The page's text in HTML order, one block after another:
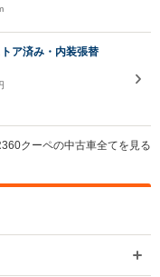
ア済み・内装張替
クーペの中古車全てを見る